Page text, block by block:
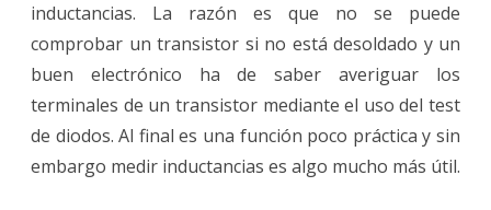
inductancias. La razón es que no se puede
comprobar un transistor si no está desoldado y un
buen electrónico ha de saber averiguar los
terminales de un transistor mediante el uso del test
de diodos. Al final es una función poco práctica y sin
embargo medir inductancias es algo mucho más útil.